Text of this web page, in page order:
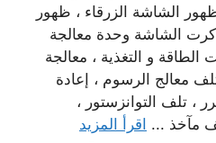
الشاشة الزرقاء ، ظهور
كرت الشاشة وحدة معالجة
و التغذية ، معالجة
معالج الرسوم ، إعادة
، تلف التوانزستور ،
مآخذ ... اقرأ المزيد